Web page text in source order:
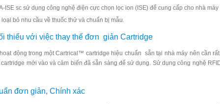
ISE sc sử dụng công nghệ điện cực chọn lọc ion (ISE) để cung cấp cho nhà
bỏ nhu cầu về thuốc thử và chuẩn bị mẫu.
thiểu với việc thay thế đơn giản Cartridge
động trong một Cartrical™ cartridge hiệu chuẩn sẵn tại nhà máy nên cần
cartridge mới vào và cảm biến đã sẵn sàng để sử dụng. Sử dụng công nghệ
đơn giản, Chính xác